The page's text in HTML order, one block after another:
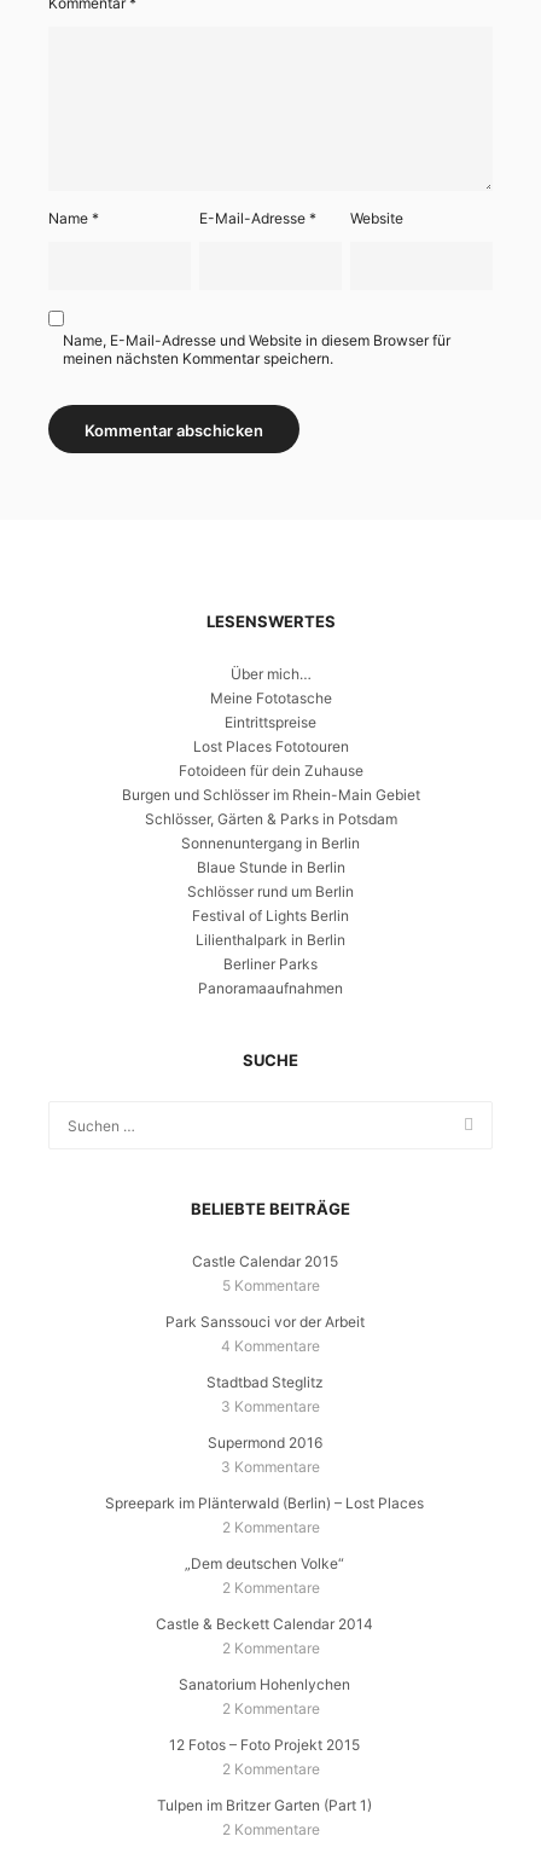
Name * E-Mail-Adresse* Website
Name, E-Mail-Adresse und Website in diesem Browser für
meinen nächsten Kommentar speichern.
LESENSWERTES
Über mich…
Meine Fototasche
Eintrittspreise
Lost Places Fototouren
Fotoideen für dein Zuhause
Burgen und Schlösser im Rhein-Main Gebiet
Schlösser, Gärten & Parks in Potsdam
Sonnenuntergang in Berlin
Blaue Stunde in Berlin
Schlösser rund um Berlin
Festival of Lights Berlin
Lilienthalpark in Berlin
Berliner Parks
Panoramaaufnahmen
SUCHE
BELIEBTE BEITRÄGE
Castle Calendar 2015
5 Kommentare
Park Sanssouci vor der Arbeit
4 Kommentare
Stadtbad Steglitz
3 Kommentare
Supermond 2016
3 Kommentare
Spreepark im Plänterwald (Berlin) – Lost Places
2 Kommentare
„Dem deutschen Volke“
2 Kommentare
Castle & Beckett Calendar 2014
2 Kommentare
Sanatorium Hohenlychen
2 Kommentare
12 Fotos – Foto Projekt 2015
2 Kommentare
Tulpen im Britzer Garten (Part 1)
2 Kommentare